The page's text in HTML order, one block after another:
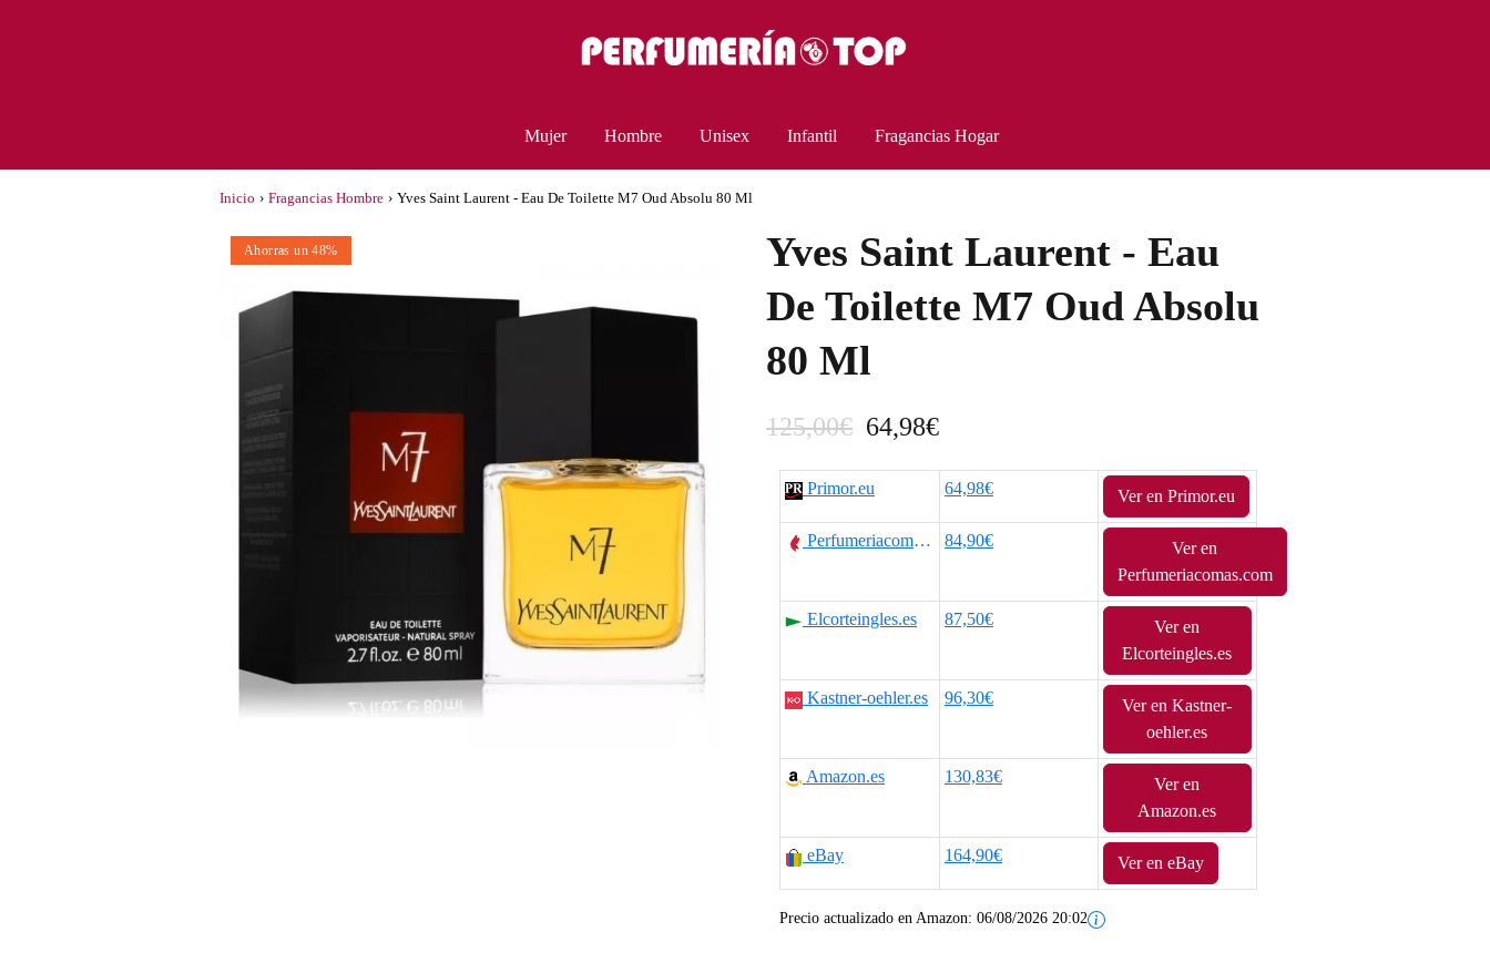
Mujer Hombre Unisex Infantil Fragancias Hogar
Inicio › Fragancias Hombre › Yves Saint Laurent - Eau De Toilette M7 Oud Absolu 80 Ml
Ahorras un 48%
Yves Saint Laurent - Eau
De Toilette M7 Oud Absolu
80 Ml
125,00€ E
l
r
e
c
i
o
i
g
i
64,98€E
l
r
e
c
i
a
t
u
a
Primor.eu 64,98€ Ver en Primor.eu
Perfumeriacomas.com 84,90€
Ver en
Perfumeriacomas.com
Elcorteingles.es 87,50€
Ver en
Elcorteingles.es
Kastner-oehler.es 96,30€
Ver en Kastner-
oehler.es
Amazon.es 130,83€
Ver en
Amazon.es
eBay 164,90€ Ver en eBay
Precio actualizado en Amazon: 06/08/2026 20:02